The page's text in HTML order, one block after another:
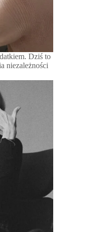
Dziś to
niezależności